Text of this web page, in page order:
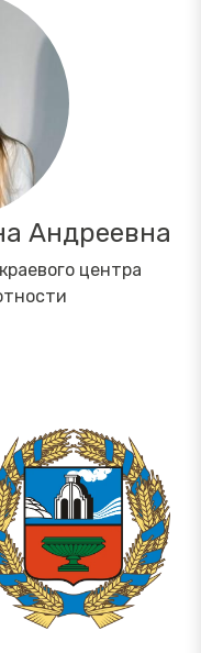
Андреевна
центра